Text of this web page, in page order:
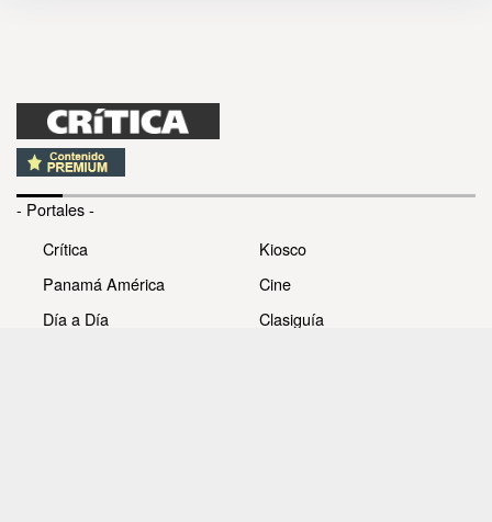
- Portales -
Crítica
Panamá América
Día a Día
Kiosco
Cine
Clasiguía